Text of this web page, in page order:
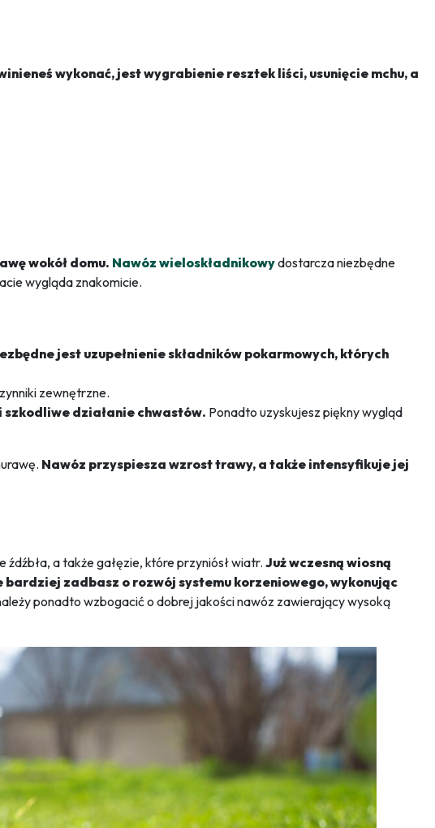
wykonać, jest wygrabienie resztek liści, usunięcie mchu, a
wokół domu. Nawóz wieloskładnikowydostarcza niezbędne
wygląda znakomicie.
jest uzupełnienie składników pokarmowych, których
zewnętrzne.
szkodliwe działanie chwastów. Ponadto uzyskujesz piękny wygląd
Nawóz przyspiesza wzrost trawy, a także intensyfikuje jej
a także gałęzie, które przyniósł wiatr. Już wczesną wiosną
zadbasz o rozwój systemu korzeniowego, wykonując
ponadto wzbogacić o dobrej jakości nawóz zawierający wysoką